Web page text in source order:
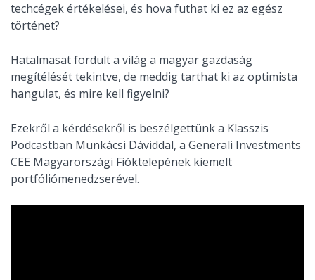
techcégek értékelései, és hova futhat ki ez az egész
történet?
Hatalmasat fordult a világ a magyar gazdaság
megítélését tekintve, de meddig tarthat ki az optimista
hangulat, és mire kell figyelni?
Ezekről a kérdésekről is beszélgettünk a Klasszis
Podcastban Munkácsi Dáviddal, a Generali Investments
CEE Magyarországi Fióktelepének kiemelt
portfóliómenedzserével.